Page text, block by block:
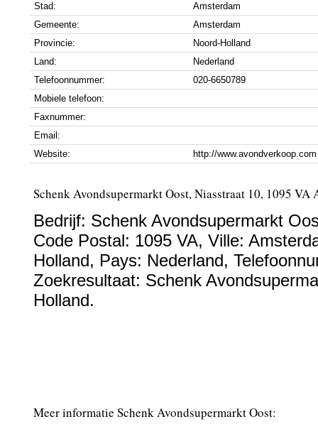
Stad:
Amsterdam
Gemeente:
Amsterdam
Provincie:
Noord-Holland
Land:
Nederland
Telefoonnummer:
020-6650789
Mobiele telefoon:
Faxnummer:
Email:
Website:
http://www.avondverkoop.com
Schenk Avondsupermarkt Oost, Niasstraat 10, 1095 VA
Bedrijf: Schenk Avondsupermarkt
Code Postal: 1095 VA, Ville:
Holland, Pays: Nederland,
Zoekresultaat: Schenk
Holland.
Meer informatie Schenk Avondsupermarkt Oost: